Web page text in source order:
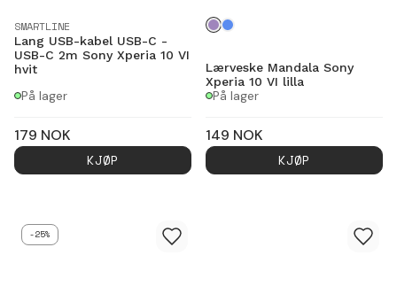
SMARTLINE
Lang USB-kabel USB-C -
USB-C 2m Sony Xperia 10 VI
hvit
På lager
179 NOK
KJØP
Lærveske Mandala Sony
Xperia 10 VI lilla
På lager
149 NOK
KJØP
-25%